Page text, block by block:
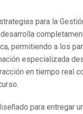
para la
permitiendo a los
especializada
en tiempo real
para entregar